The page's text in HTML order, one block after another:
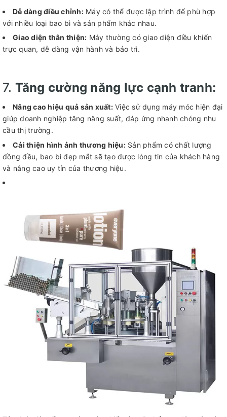
Dễ dàng điều chỉnh:Máy có thể được lập trình để phù hợp
với nhiều loại bao bì và sản phẩm khác nhau.
Giao diện thân thiện: Máy thường có giao diện điều khiển
trực quan, dễ dàng vận hành và bảo trì.
7. Tăng cường năng lực cạnh tranh:
Nâng cao hiệu quả sản xuất:Việc sử dụng máy móc hiện đại
giúp doanh nghiệp tăng năng suất, đáp ứng nhanh chóng nhu
cầu thị trường.
Cải thiện hình ảnh thương hiệu:Sản phẩm có chất lượng
đồng đều, bao bì đẹp mắt sẽ tạo được lòng tin của khách hàng
và nâng cao uy tín của thương hiệu.